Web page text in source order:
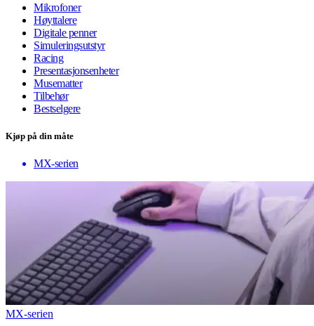
Mikrofoner
Høyttalere
Digitale penner
Simuleringsutstyr
Racing
Presentasjonsenheter
Musematter
Tilbehør
Bestselgere
Kjøp på din måte
MX-serien
MX-serien